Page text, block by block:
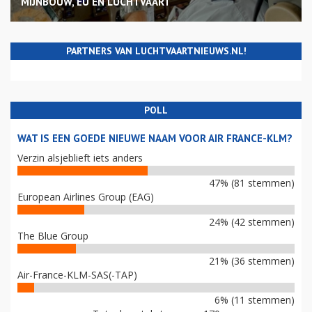
PARTNERS VAN LUCHTVAARTNIEUWS.NL!
POLL
WAT IS EEN GOEDE NIEUWE NAAM VOOR AIR FRANCE-KLM?
Verzin alsjeblieft iets anders
47% (81 stemmen)
European Airlines Group (EAG)
24% (42 stemmen)
The Blue Group
21% (36 stemmen)
Air-France-KLM-SAS(-TAP)
6% (11 stemmen)